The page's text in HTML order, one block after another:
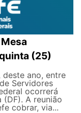
(25)
ano, entre
Servidores
ocorrerá
A reunião
cobrar, via...